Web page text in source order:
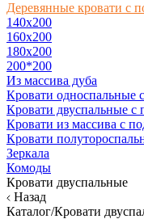
Деревянные кровати с
140x200
160х200
180х200
200*200
Из массива дуба
Кровати односпальные
Кровати двуспальные
Кровати из массива с
Кровати
Зеркала
Комоды
Кровати двуспальные
Назад
Каталог/Кровати